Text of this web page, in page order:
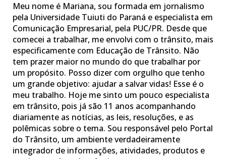
Meu nome é Mariana, sou formada em jornalismo
pela Universidade Tuiuti do Paraná e especialista em
Comunicação Empresarial, pela PUC/PR. Desde que
comecei a trabalhar, me envolvi com o trânsito, mais
especificamente com Educação de Trânsito. Não
tem prazer maior no mundo do que trabalhar por
um propósito. Posso dizer com orgulho que tenho
um grande objetivo: ajudar a salvar vidas! Esse é o
meu trabalho. Hoje me sinto um pouco especialista
em trânsito, pois já são 11 anos acompanhando
diariamente as notícias, as leis, resoluções, e as
polêmicas sobre o tema. Sou responsável pelo Portal
do Trânsito, um ambiente verdadeiramente
integrador de informações, atividades, produtos e